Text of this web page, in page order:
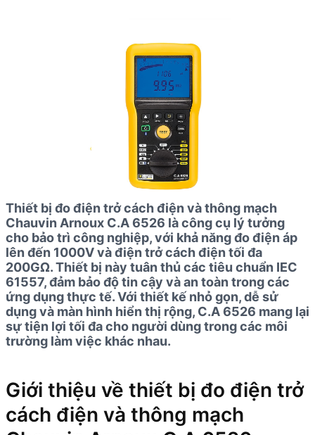
Thiết bị đo điện trở cách điện và thông mạch
Chauvin Arnoux C.A 6526 là công cụ lý tưởng
cho bảo trì công nghiệp, với khả năng đo điện áp
lên đến 1000V và điện trở cách điện tối đa
200GΩ. Thiết bị này tuân thủ các tiêu chuẩn IEC
61557, đảm bảo độ tin cậy và an toàn trong các
ứng dụng thực tế. Với thiết kế nhỏ gọn, dễ sử
dụng và màn hình hiển thị rộng, C.A 6526 mang lại
sự tiện lợi tối đa cho người dùng trong các môi
trường làm việc khác nhau.
Giới thiệu về thiết bị đo điện trở
cách điện và thông mạch